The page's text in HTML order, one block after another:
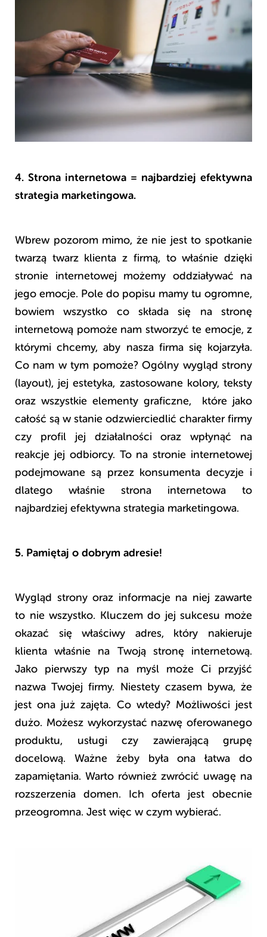
4. Strona internetowa = najbardziej efektywna
strategia marketingowa.
Wbrew pozorom mimo, że nie jest to spotkanie
twarzą twarz klienta z firmą, to właśnie dzięki
stronie internetowej możemy oddziaływać na
jego emocje. Pole do popisu mamy tu ogromne,
bowiem wszystko co składa się na stronę
internetową pomoże nam stworzyć te emocje, z
którymi chcemy, aby nasza firma się kojarzyła.
Co nam w tym pomoże? Ogólny wygląd strony
(layout), jej estetyka, zastosowane kolory, teksty
oraz wszystkie elementy graficzne, które jako
całość są w stanie odzwierciedlić charakter firmy
czy profil jej działalności oraz wpłynąć na
reakcje jej odbiorcy. To na stronie internetowej
podejmowane są przez konsumenta decyzje i
dlatego właśnie strona internetowa to
najbardziej efektywna strategia marketingowa.
5. Pamiętaj o dobrym adresie!
Wygląd strony oraz informacje na niej zawarte
to nie wszystko. Kluczem do jej sukcesu może
okazać się właściwy adres, który nakieruje
klienta właśnie na Twoją stronę internetową.
Jako pierwszy typ na myśl może Ci przyjść
nazwa Twojej firmy. Niestety czasem bywa, że
jest ona już zajęta. Co wtedy? Możliwości jest
dużo. Możesz wykorzystać nazwę oferowanego
produktu, usługi czy zawierającą grupę
docelową. Ważne żeby była ona łatwa do
zapamiętania. Warto również zwrócić uwagę na
rozszerzenia domen. Ich oferta jest obecnie
przeogromna. Jest więc w czym wybierać.